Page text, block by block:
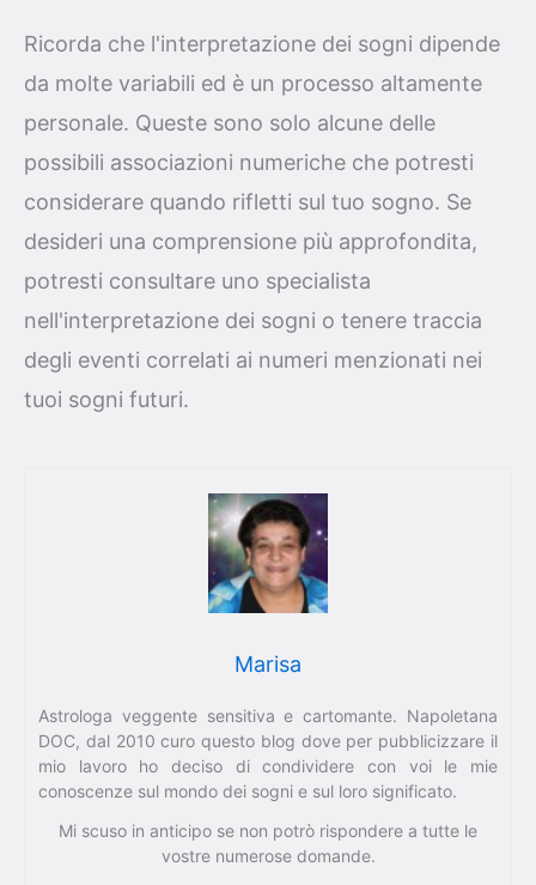
Ricorda che l'interpretazione dei sogni dipende
da molte variabili ed è un processo altamente
personale. Queste sono solo alcune delle
possibili associazioni numeriche che potresti
considerare quando rifletti sul tuo sogno. Se
desideri una comprensione più approfondita,
potresti consultare uno specialista
nell'interpretazione dei sogni o tenere traccia
degli eventi correlati ai numeri menzionati nei
tuoi sogni futuri.
Marisa
Astrologa veggente sensitiva e cartomante. Napoletana
DOC, dal 2010 curo questo blog dove per pubblicizzare il
mio lavoro ho deciso di condividere con voi le mie
conoscenze sul mondo dei sogni e sul loro significato.
Mi scuso in anticipo se non potrò rispondere a tutte le
vostre numerose domande.